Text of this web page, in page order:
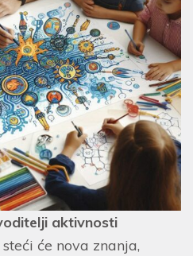
aktivnosti
će nova znanja,